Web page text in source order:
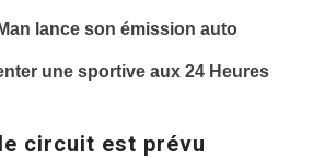
lance son émission auto
une sportive aux 24 Heures
circuit est prévu